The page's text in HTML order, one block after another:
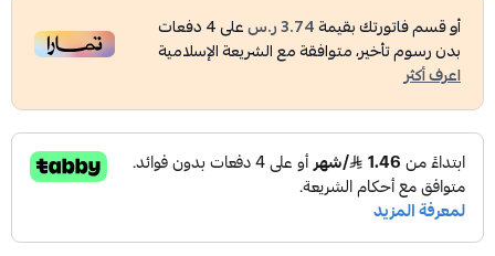
أو قسم فاتورتك بقيمة3.74 ر.س على4دفعات
بدون رسوم تأخير، متوافقة مع الشريعة الإسلامية
اعرف أكثر